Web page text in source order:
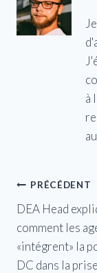
à
de
l’article
PRÉCÉDENT
DEA Head
comment les
«intégrent» la
DC dans la